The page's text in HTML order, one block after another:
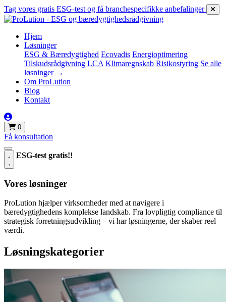
Tag vores gratis ESG-test og få branchespecifikke anbefalinger
Hjem
Løsninger
ESG & Bæredygtighed Ecovadis Energioptimering
Tilskudsrådgivning LCA Klimaregnskab Risikostyring Se alle
løsninger →
Om ProLution
Blog
Kontakt
0
Få konsultation
ESG-test gratis!!
Vores løsninger
ProLution hjælper virksomheder med at navigere i
bæredygtighedens komplekse landskab. Fra lovpligtig compliance til
strategisk forretningsudvikling – vi har løsningerne, der skaber reel
værdi.
Løsningskategorier